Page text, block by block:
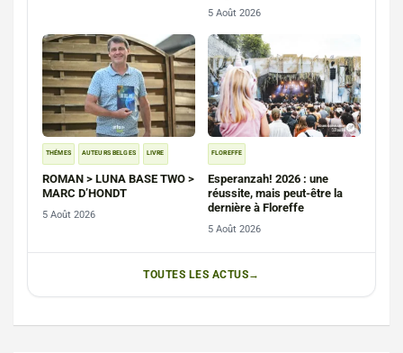
5 Août 2026
THÉMES AUTEURS BELGES LIVRE
ROMAN > LUNA BASE TWO >
MARC D’HONDT
5 Août 2026
FLOREFFE
Esperanzah! 2026 : une
réussite, mais peut-être la
dernière à Floreffe
5 Août 2026
TOUTES LES ACTUS